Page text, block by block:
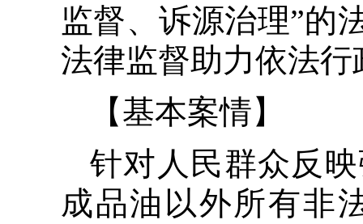
监督、诉源治理”的
法律监督助力依法
【基本案情】
针对人民群众反
成品油以外所有非